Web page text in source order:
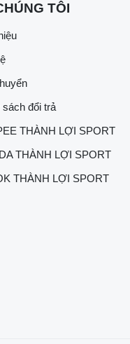
TÔI
sách đổi trả
THÀNH LỢI SPORT
THÀNH LỢI SPORT
THÀNH LỢI SPORT